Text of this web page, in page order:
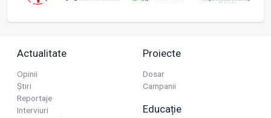
Actualitate
Opinii
Știri
Reportaje
Interviuri
Proiecte
Dosar
Campanii
Educație